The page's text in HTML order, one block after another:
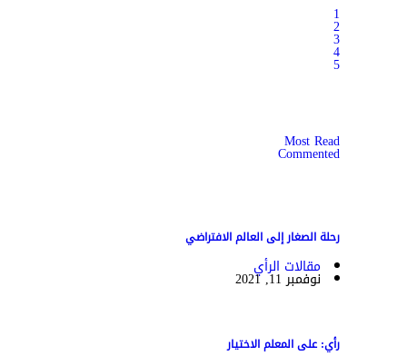
1
2
3
4
5
Most Read
Commented
رحلة الصغار إلى العالم الافتراضي
مقالات الرأي
نوفمبر 11, 2021
رأي: على المعلم الاختيار